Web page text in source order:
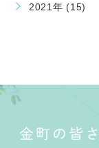
2021年 (15)
金町の皆